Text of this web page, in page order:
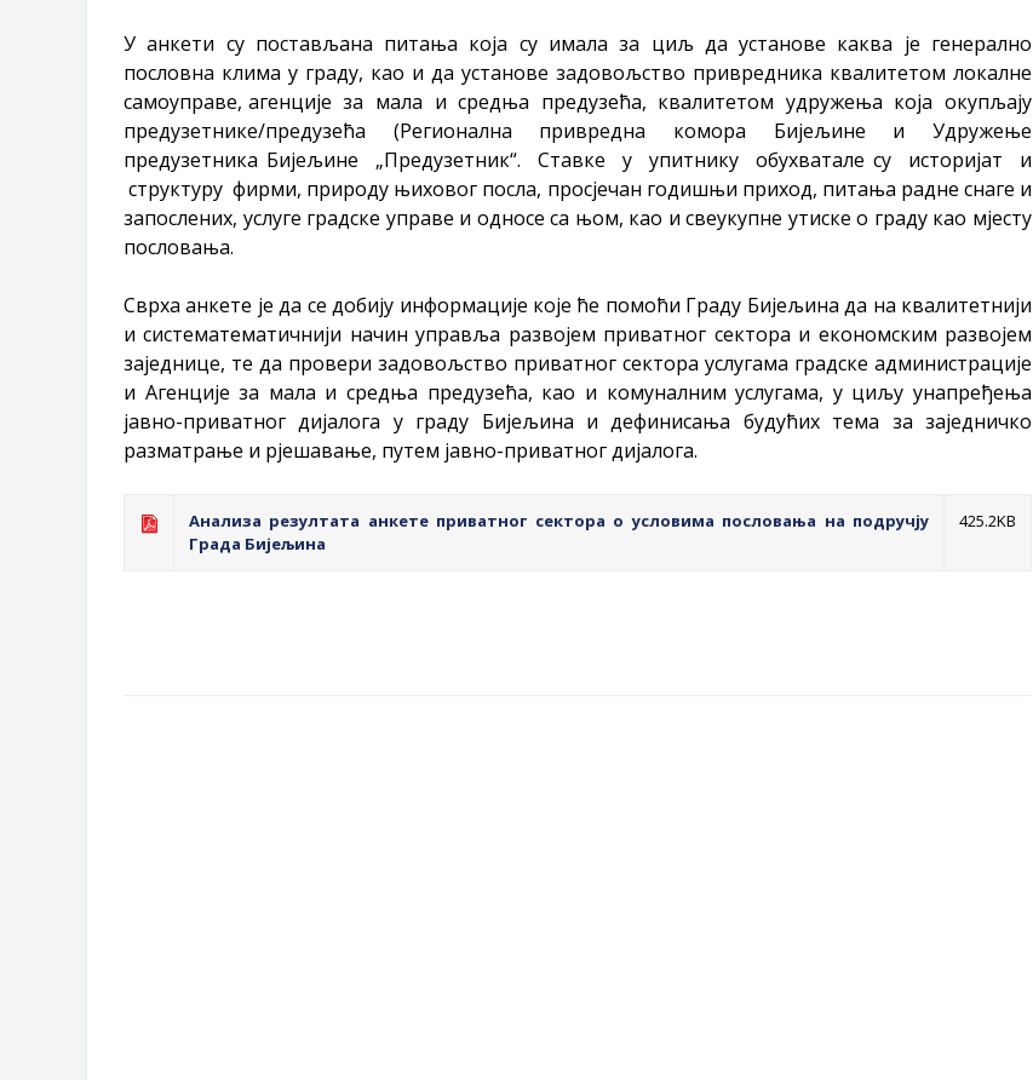
У анкети су постављана питања која су имала за циљ да установе каква је генерално
пословна клима у граду, као и да установе задовољство привредника квалитетом локалне
самоуправе, агенције за мала и средња предузећа, квалитетом удружења која окупљају
предузетнике/предузећа (Регионална привредна комора Бијељине и Удружење
предузетника Бијељине „Предузетник“. Ставке у упитнику обухватале су историјат и
структуру фирми, природу њиховог посла, просјечан годишњи приход, питања радне снаге и
запослених, услуге градске управе и односе са њом, као и свеукупне утиске о граду као мјесту
пословања.
Сврха анкете је да се добију информације које ће помоћи Граду Бијељина да на квалитетнији
и систематематичнији начин управља развојем приватног сектора и економским развојем
заједнице, те да провери задовољство приватног сектора услугама градске администрације
и Агенције за мала и средња предузећа, као и комуналним услугама, у циљу унапређења
јавно-приватног дијалога у граду Бијељина и дефинисања будућих тема за заједничко
разматрање и рјешавање, путем јавно-приватног дијалога.
Анализа резултата анкете приватног сектора о условима пословања на подручју
Града Бијељина
425.2KB